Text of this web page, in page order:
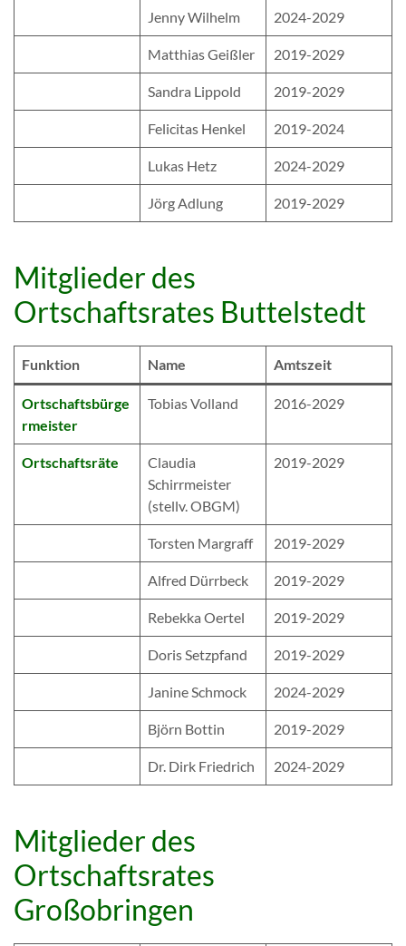
Jenny Wilhelm 2024-2029
Matthias Geißler 2019-2029
Sandra Lippold 2019-2029
Felicitas Henkel 2019-2024
Lukas Hetz 2024-2029
Jörg Adlung 2019-2029
Mitglieder des
Ortschaftsrates Buttelstedt
Funktion Name Amtszeit
Ortschaftsbürge
rmeister
Tobias Volland 2016-2029
Ortschaftsräte
Claudia
Schirrmeister
(stellv. OBGM)
2019-2029
Torsten Margraff 2019-2029
Alfred Dürrbeck 2019-2029
Rebekka Oertel 2019-2029
Doris Setzpfand 2019-2029
Janine Schmock 2024-2029
Björn Bottin 2019-2029
Dr. Dirk Friedrich 2024-2029
Mitglieder des
Ortschaftsrates
Großobringen